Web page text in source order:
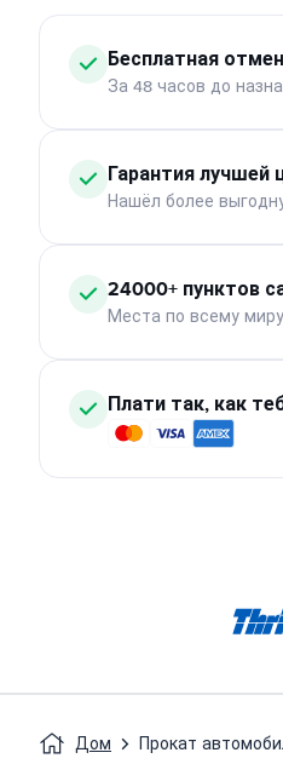
Бесплатная
За 48 часов до
Гарантия лучшей
Нашёл более
24000+ пунктов
Места по всему миру
Плати так, как
Дом Прокат